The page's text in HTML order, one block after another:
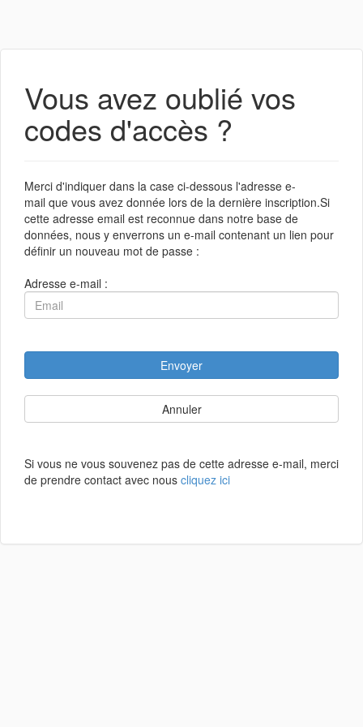
Vous avez oublié vos
codes d'accès ?
Merci d'indiquer dans la case ci-dessous l'adresse e-
mail que vous avez donnée lors de la dernière inscription.Si
cette adresse email est reconnue dans notre base de
données, nous y enverrons un e-mail contenant un lien pour
définir un nouveau mot de passe :
Adresse e-mail :
Envoyer
Annuler
Si vous ne vous souvenez pas de cette adresse e-mail, merci
de prendre contact avec nous cliquez ici